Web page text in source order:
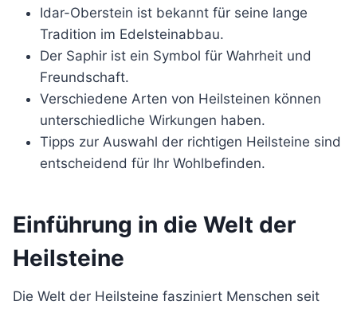
Idar-Oberstein ist bekannt für seine lange
Tradition im Edelsteinabbau.
Der Saphir ist ein Symbol für Wahrheit und
Freundschaft.
Verschiedene Arten von Heilsteinen können
unterschiedliche Wirkungen haben.
Tipps zur Auswahl der richtigen Heilsteine sind
entscheidend für Ihr Wohlbefinden.
Einführung in die Welt der
Heilsteine
Die Welt der Heilsteine fasziniert Menschen seit